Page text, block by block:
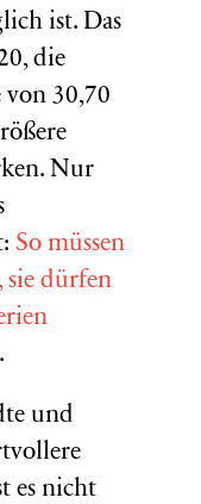
ist. Das
die
30,70
Nur
So müssen
sie dürfen
.
und
es nicht